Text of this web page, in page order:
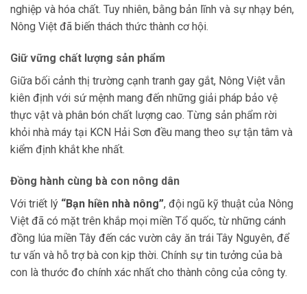
nghiệp và hóa chất. Tuy nhiên, bằng bản lĩnh và sự nhạy bén,
Nông Việt đã biến thách thức thành cơ hội.
Giữ vững chất lượng sản phẩm
Giữa bối cảnh thị trường cạnh tranh gay gắt, Nông Việt vẫn
kiên định với sứ mệnh mang đến những giải pháp bảo vệ
thực vật và phân bón chất lượng cao. Từng sản phẩm rời
khỏi nhà máy tại KCN Hải Sơn đều mang theo sự tận tâm và
kiểm định khắt khe nhất.
Đồng hành cùng bà con nông dân
Với triết lý “Bạn hiền nhà nông”, đội ngũ kỹ thuật của Nông
Việt đã có mặt trên khắp mọi miền Tổ quốc, từ những cánh
đồng lúa miền Tây đến các vườn cây ăn trái Tây Nguyên, để
tư vấn và hỗ trợ bà con kịp thời. Chính sự tin tưởng của bà
con là thước đo chính xác nhất cho thành công của công ty.